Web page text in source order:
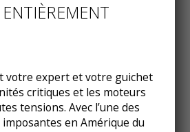
votre expert et votre guichet
critiques et les moteurs
tensions. Avec l’une des
imposantes en Amérique du